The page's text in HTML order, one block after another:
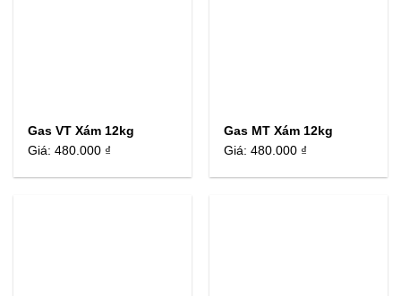
Gas VT Xám 12kg
Giá:480.000 ₫
Gas MT Xám 12kg
Giá:480.000 ₫